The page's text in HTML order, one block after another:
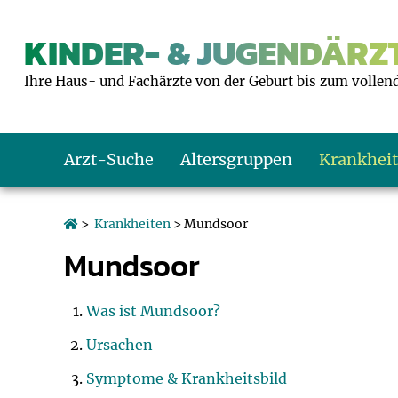
KINDER- &
Ihre Haus- und Fachärzte von der Geburt bis zum
Arzt-Suche Altersgruppen
> Krankheiten > Mundsoor
Mundsoor
Was ist Mundsoor?
Ursachen
Symptome & Krankheitsbild